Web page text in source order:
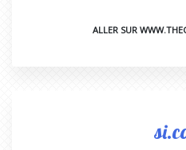
ALLER SUR